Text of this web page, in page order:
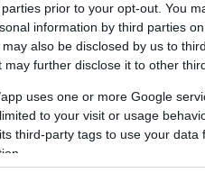
prior to your opt-out. You
information by third parties
also be disclosed by us to
may further disclose it to other
uses one or more Google
to your visit or usage
third-party tags to use your data